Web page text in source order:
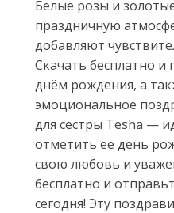
Белые розы и
праздничную
добавляют
Скачать бесплатно и
днём рождения, а
эмоциональное
для сестры Tesha —
отметить ее день
свою любовь и
бесплатно и
сегодня! Эту